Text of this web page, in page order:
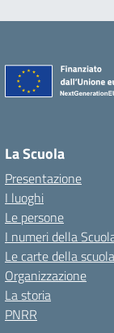
La Scuola
Presentazione
I luoghi
Le persone
I numeri della
Le carte della scuola
Organizzazione
La storia
PNRR